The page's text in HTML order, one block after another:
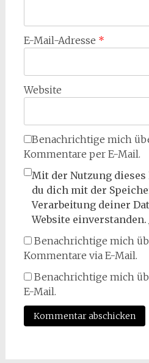
E-Mail-Adresse *
Website
Benachrichtige mich
Kommentare per E-Mail.
Mit der Nutzung
du dich mit der
Verarbeitung deiner
Website einverstanden.
Benachrichtige mich
Kommentare via E-Mail.
Benachrichtige mich
E-Mail.